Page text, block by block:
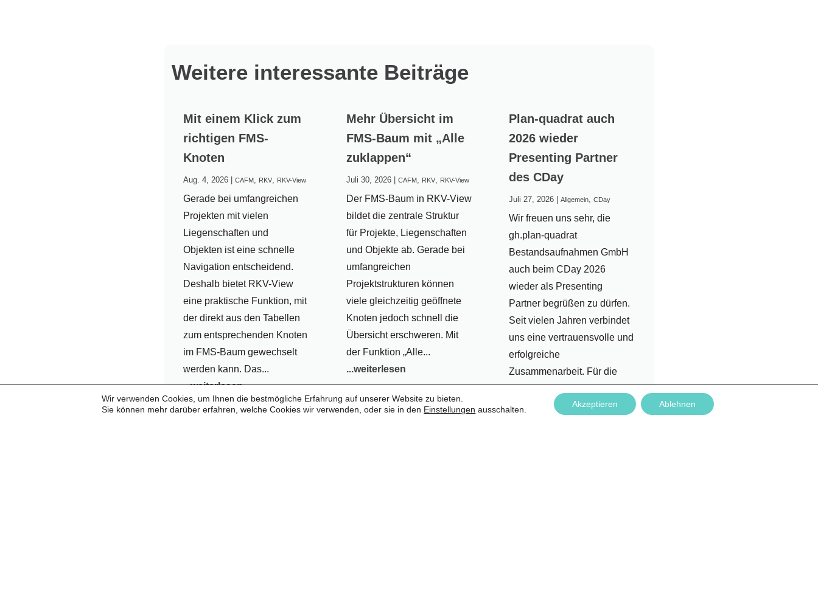
Weitere interessante Beiträge
Mit einem Klick zum
richtigen FMS-
Knoten
Aug. 4, 2026 |CAFM RKV RKV-View
Gerade bei umfangreichen
Projekten mit vielen
Liegenschaften und
Objekten ist eine schnelle
Navigation entscheidend.
Deshalb bietet RKV-View
eine praktische Funktion, mit
der direkt aus den Tabellen
zum entsprechenden Knoten
im FMS-Baum gewechselt
werden kann. Das...
...weiterlesen
Mehr Übersicht im
FMS-Baum mit „Alle
zuklappen“
Juli 30, 2026| CAFM, RKV, RKV-View
Der FMS-Baum in RKV-View
bildet die zentrale Struktur
für Projekte, Liegenschaften
und Objekte ab. Gerade bei
umfangreichen
Projektstrukturen können
viele gleichzeitig geöffnete
Knoten jedoch schnell die
Übersicht erschweren. Mit
der Funktion „Alle...
...weiterlesen
Plan-quadrat auch
2026 wieder
Presenting Partner
des CDay
Juli 27, 2026 |Allgemein ,CDay
Wir freuen uns sehr, die
gh.plan-quadrat
Bestandsaufnahmen GmbH
auch beim CDay 2026
wieder als Presenting
Partner begrüßen zu dürfen.
Seit vielen Jahren verbindet
uns eine vertrauensvolle und
erfolgreiche
Zusammenarbeit. Für die
langjährige Partnerschaft
und das...
Wir verwenden Cookies, um Ihnen die bestmögliche Erfahrung auf unserer Website zu bieten.
Sie können mehr darüber erfahren, welche Cookies wir verwenden, oder sie in den Einstellungen ausschalten.
Akzeptieren Ablehnen